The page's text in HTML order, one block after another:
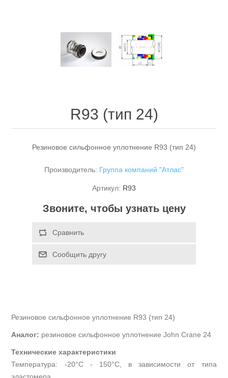
R93 (тип 24)
Резиновое сильфонное уплотнение R93 (тип 24)
Производитель: Группа компаний "Атлас"
Артикул: R93
Звоните, чтобы узнать цену
Резиновое сильфонное уплотнение R93 (тип 24)
Аналог: резиновое сильфонное уплотнение John Crane 24
Технические характеристики
Температура: -20°С - 150°С, в зависимости от типа